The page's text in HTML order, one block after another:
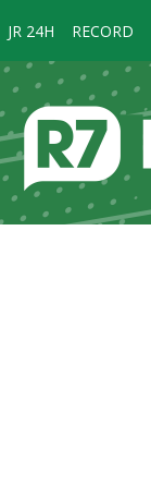
JR 24H RECORD